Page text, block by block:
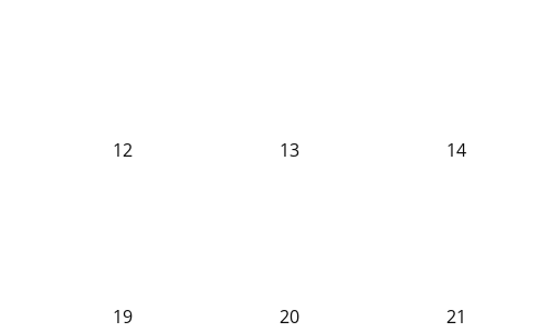
12 13 14
19 20 21